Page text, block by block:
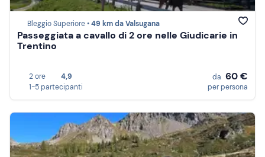
Bleggio Superiore •49 km da Valsugana
Passeggiata a cavallo di 2 ore nelle Giudicarie in
Trentino
2 ore
4,9
1-5 partecipanti
da 60 €
per persona